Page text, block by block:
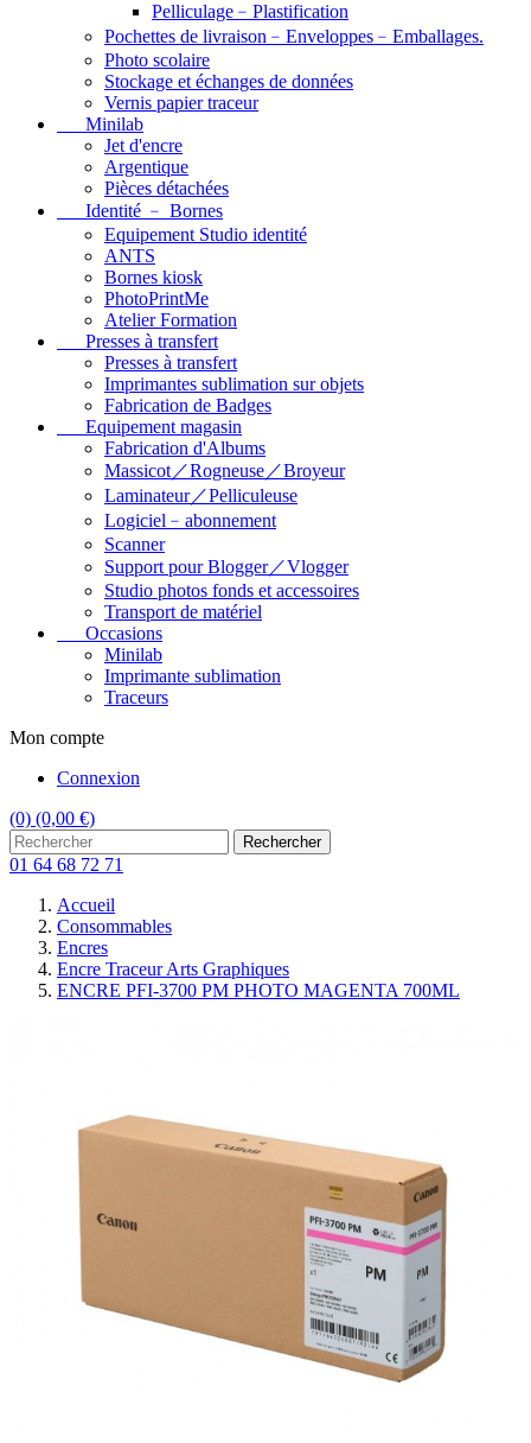
Pelliculage﹣Plastification
Pochettes de livraison﹣Enveloppes﹣Emballages.
Photo scolaire
Stockage et échanges de données
Vernis papier traceur
Minilab
Jet d'encre
Argentique
Pièces détachées
Identité ﹣ Bornes
Equipement Studio identité
ANTS
Bornes kiosk
PhotoPrintMe
Atelier Formation
Presses à transfert
Presses à transfert
Imprimantes sublimation sur objets
Fabrication de Badges
Equipement magasin
Fabrication d'Albums
Massicot／Rogneuse／Broyeur
Laminateur／Pelliculeuse
Logiciel﹣abonnement
Scanner
Support pour Blogger／Vlogger
Studio photos fonds et accessoires
Transport de matériel
Occasions
Minilab
Imprimante sublimation
Traceurs
Mon compte
Connexion
(0) (0,00 €)
Rechercher
01 64 68 72 71
Accueil
Consommables
Encres
Encre Traceur Arts Graphiques
ENCRE PFI-3700 PM PHOTO MAGENTA 700ML